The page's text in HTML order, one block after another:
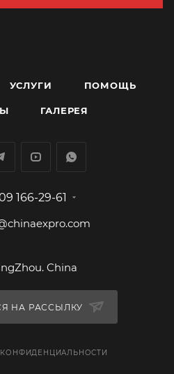
УСЛУГИ ПОМОЩЬ
ГАЛЕРЕЯ
166-29-61
China
НА РАССЫЛКУ